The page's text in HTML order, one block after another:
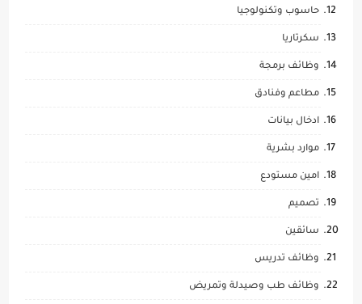
حاسوب وتكنولوجيا
سكرتاريا
وظائف برمجة
مطاعم وفنادق
ادخال بيانات
موارد بشرية
امين مستودع
تصميم
سائقين
وظائف تدريس
وظائف طب وصيدلة وتمريض